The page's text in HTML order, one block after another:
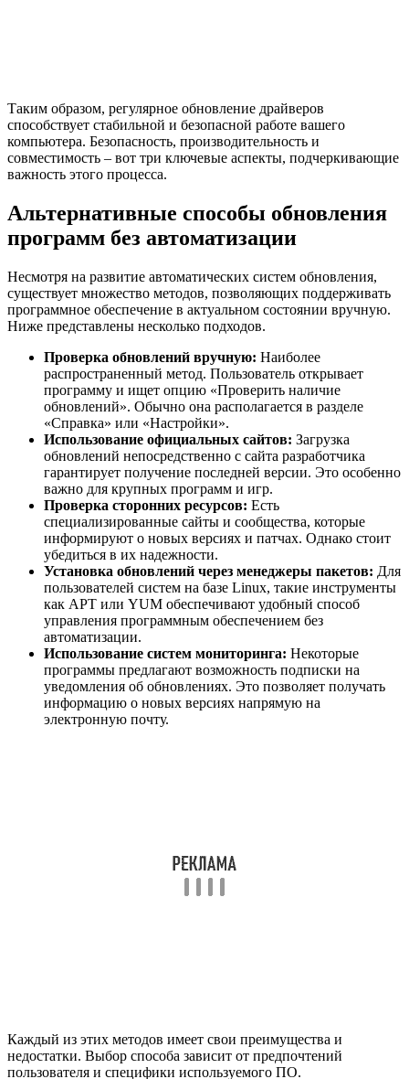
Таким образом, регулярное обновление драйверов
способствует стабильной и безопасной работе вашего
компьютера. Безопасность, производительность и
совместимость – вот три ключевые аспекты, подчеркивающие
важность этого процесса.
Альтернативные способы обновления
программ без автоматизации
Несмотря на развитие автоматических систем обновления,
существует множество методов, позволяющих поддерживать
программное обеспечение в актуальном состоянии вручную.
Ниже представлены несколько подходов.
Проверка обновлений вручную: Наиболее
распространенный метод. Пользователь открывает
программу и ищет опцию «Проверить наличие
обновлений». Обычно она располагается в разделе
«Справка» или «Настройки».
Использование официальных сайтов: Загрузка
обновлений непосредственно с сайта разработчика
гарантирует получение последней версии. Это особенно
важно для крупных программ и игр.
Проверка сторонних ресурсов: Есть
специализированные сайты и сообщества, которые
информируют о новых версиях и патчах. Однако стоит
убедиться в их надежности.
Установка обновлений через менеджеры пакетов: Для
пользователей систем на базе Linux, такие инструменты
как APT или YUM обеспечивают удобный способ
управления программным обеспечением без
автоматизации.
Использование систем мониторинга: Некоторые
программы предлагают возможность подписки на
уведомления об обновлениях. Это позволяет получать
информацию о новых версиях напрямую на
электронную почту.
Каждый из этих методов имеет свои преимущества и
недостатки. Выбор способа зависит от предпочтений
пользователя и специфики используемого ПО.